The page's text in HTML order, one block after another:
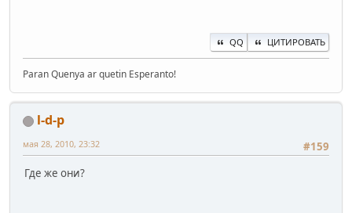
QQ ЦИТИРОВАТЬ
Paran Quenya ar quetin Esperanto!
l-d-p
#159
мая 28, 2010, 23:32
Где же они?